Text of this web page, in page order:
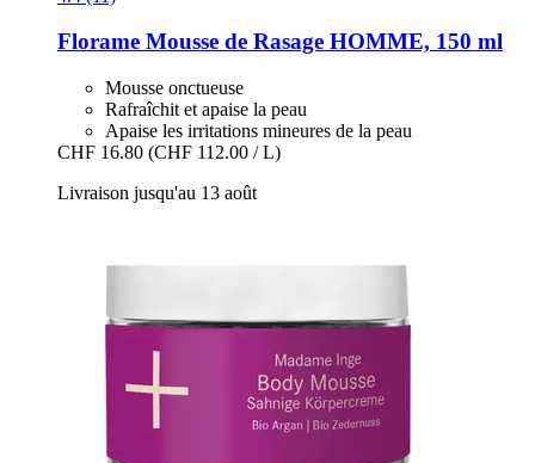
Florame Mousse de Rasage HOMME, 150 ml
Mousse onctueuse
Rafraîchit et apaise la peau
Apaise les irritations mineures de la peau
CHF 16.80 (CHF 112.00 / L)
Livraison jusqu'au 13 août